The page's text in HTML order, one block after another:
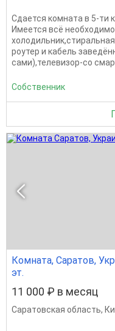
Сдается комната в 5-ти
Имеется всё
роутер и кабель
сами),телевизор-со
Собственник
Комната, Саратов,
эт.
11 000 ₽ в месяц
Саратовская область,